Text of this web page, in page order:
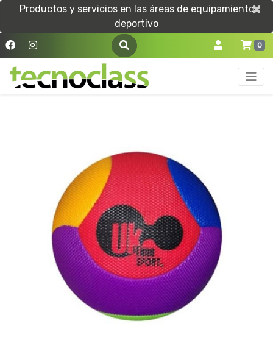
Productos y servicios en las áreas de equipamiento
deportivo
×
×
0